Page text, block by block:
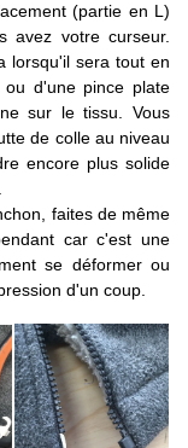
(partie en L)
avez votre curseur.
lorsqu'il sera tout en
d'une pince plate
sur le tissu. Vous
de colle au niveau
encore plus solide
faites de même
car c'est une
se déformer ou
d'un coup.